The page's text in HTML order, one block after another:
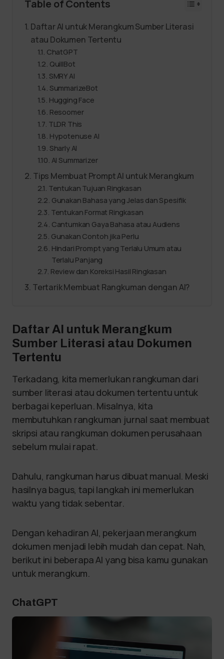
Table of Contents
Daftar AI untuk Merangkum Sumber Literasi
atau Dokumen Tertentu
ChatGPT
QuillBot
SMRY AI
SummarizeBot
Hugging Face
Resoomer
TLDR This
Hypotenuse AI
Sharly AI
AI Summarizer
Tips Membuat Prompt AI untuk Merangkum
Tentukan Tujuan Ringkasan
Gunakan Bahasa yang Jelas dan Spesifik
Tentukan Format Ringkasan
Cantumkan Gaya Bahasa atau Audiens
Gunakan Contoh jika Perlu
Hindari Prompt yang Terlalu Umum atau
Terlalu Panjang
Review dan Koreksi Hasil Ringkasan
Tertarik Membuat Rangkuman dengan AI?
Daftar AI untuk Merangkum
Sumber Literasi atau Dokumen
Tertentu
Terkadang, kita memerlukan rangkuman dari
sumber literasi atau dokumen tertentu untuk
berbagai keperluan. Misalnya, kita
membutuhkan rangkuman jurnal saat membuat
skripsi atau rangkuman dokumen perusahaan
sebelum mulai rapat.
Dahulu, rangkuman harus dibuat manual. Meski
hasilnya bagus, tapi langkah ini memerlukan
waktu yang tidak sebentar.
Dengan kehadiran AI, pekerjaan merangkum
dokumen menjadi lebih mudah dan cepat. Nah,
berikut ini beberapa AI yang bisa kamu gunakan
untuk merangkum.
ChatGPT